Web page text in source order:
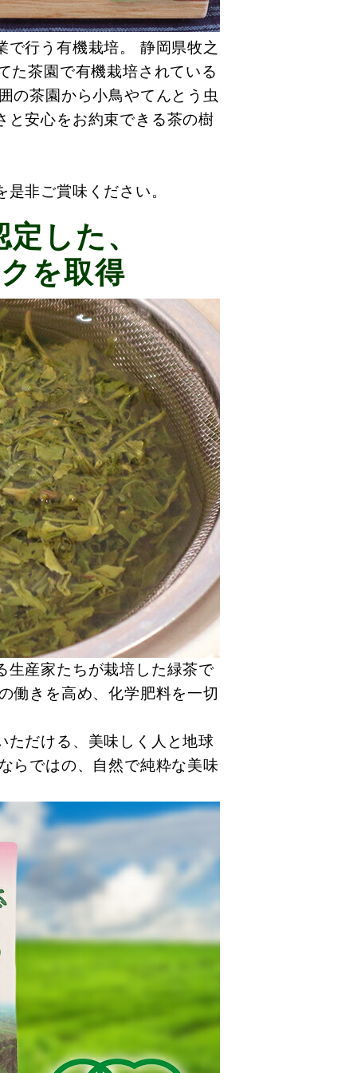
行う有機栽培。 静岡県牧之
た茶園で有機栽培されている
の茶園から小鳥やてんとう虫
と安心をお約束できる茶の樹
非ご賞味ください。
した、
を取得
生産家たちが栽培した緑茶で
働きを高め、化学肥料を一切
ただける、美味しく人と地球
らではの、自然で純粋な美味